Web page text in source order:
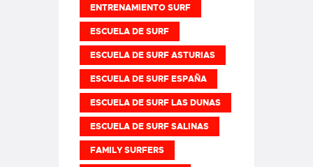
ENTRENAMIENTO SURF
ESCUELA DE SURF
ESCUELA DE SURF ASTURIAS
ESCUELA DE SURF ESPAÑA
ESCUELA DE SURF LAS DUNAS
ESCUELA DE SURF SALINAS
FAMILY SURFERS